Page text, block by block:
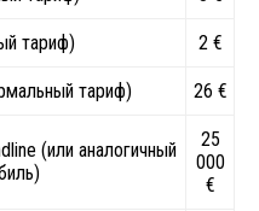
тариф) 2 €
тариф) 26 €
(или аналогичный
25
000
€